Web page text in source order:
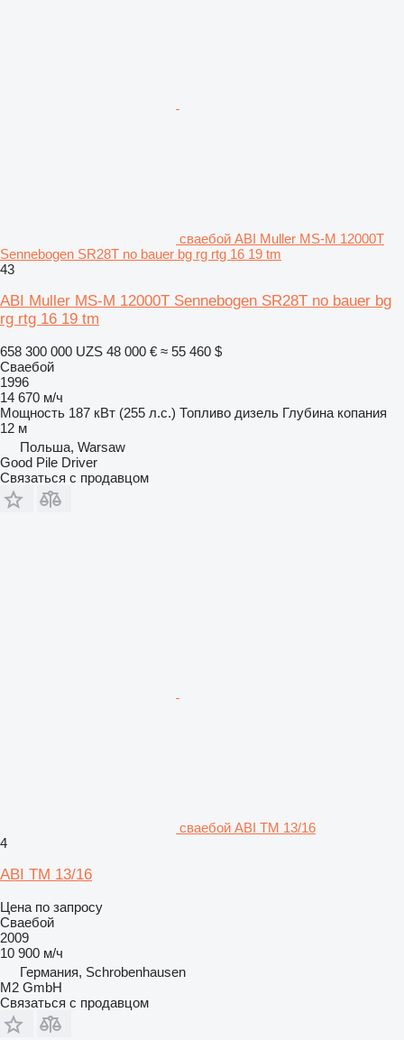
сваебой ABI Muller MS-M 12000T
Sennebogen SR28T no bauer bg rg rtg 16 19 tm
43
ABI Muller MS-M 12000T Sennebogen SR28T no bauer bg
rg rtg 16 19 tm
658 300 000 UZS 48 000 € ≈ 55 460 $
Сваебой
1996
14 670 м/ч
Мощность 187 кВт (255 л.с.) Топливо дизель Глубина копания
12 м
Польша, Warsaw
Good Pile Driver
Связаться с продавцом
сваебой ABI TM 13/16
4
ABI TM 13/16
Цена по запросу
Сваебой
2009
10 900 м/ч
Германия, Schrobenhausen
M2 GmbH
Связаться с продавцом